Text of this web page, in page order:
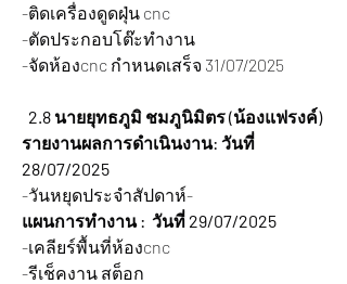
-ติดเครื่องดูดฝุ่น cnc
-ตัดประกอบโต๊ะทำงาน
-จัดห้องcnc กำหนดเสร็จ 31/07/2025
2.8 นายยุทธภูมิ ชมภูนิมิตร (น้องแฟรงค์)
รายงานผลการดำเนินงาน: วันที่
28/07/2025
-วันหยุดประจำสัปดาห์-
แผนการทำงาน :  วันที่ 29/07/2025
-เคลียร์พื้นที่ห้องcnc
-รีเช็คงาน สต็อก